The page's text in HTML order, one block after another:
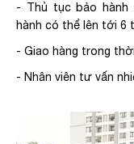
- Thủ tục bảo hành
hành có thể lên tới 6
- Giao hàng trong
- Nhân viên tư vấn